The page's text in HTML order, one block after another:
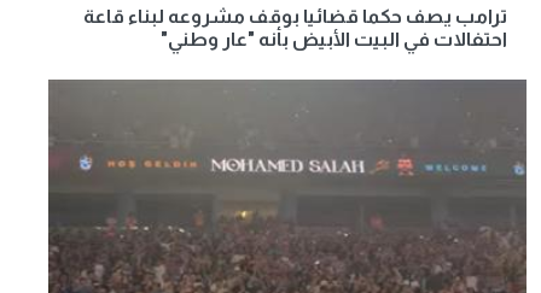
ترامب يصف حكما قضائيا بوقف مشروعه لبناء قاعة
احتفالات في البيت الأبيض بأنه "عار وطني"